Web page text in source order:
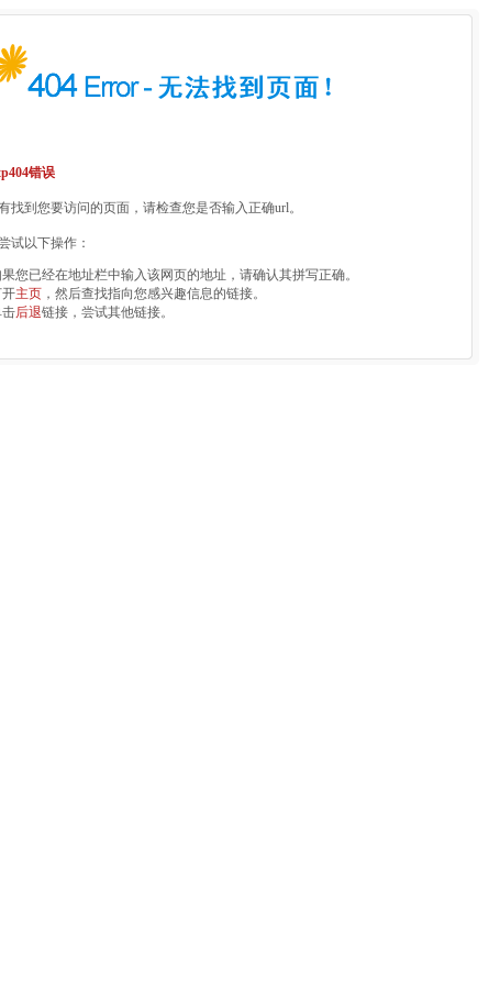
错误
找到您要访问的页面，请检查您是否输入正确url。
试以下操作：
果您已经在地址栏中输入该网页的地址，请确认其拼写正确。
开主页 ，然后查找指向您感兴趣信息的链接。
击后退链接，尝试其他链接。